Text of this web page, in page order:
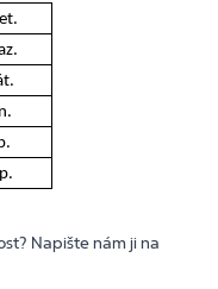
Napište nám ji na